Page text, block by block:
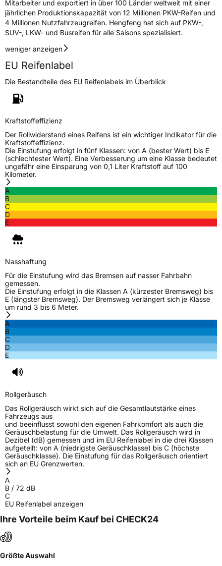
EU Label
EffizienzD
Nasshaftung
Rollgeräusch (Klasse)B
FahrzeugklasseC2
3PMSF / Schneeflockensymbol / Alpine-Symbol
EisgripNein
EPREL ID
Allgemeine Produktsicherheit (GPSR)
Verantwortliche
in der EU
County Dongying City Shandong Province
China, liu.yang@hengfengtires.com
Mitarbeiter und exportiert in über 100 Länder weltweit mit einer
jährlichen Produktionskapazität von 12 Millionen PKW-Reifen und
4 Millionen Nutzfahrzeugreifen. Hengfeng hat sich auf PKW-,
SUV-, LKW- und Busreifen für alle Saisons spezialisiert.
weniger anzeigen
EU Reifenlabel
Die Bestandteile des EU Reifenlabels im Überblick
Kraftstoffeffizienz
Der Rollwiderstand eines Reifens ist ein wichtiger Indikator für die
Kraftstoffeffizienz.
Die Einstufung erfolgt in fünf Klassen: von A (bester Wert) bis E
(schlechtester Wert). Eine Verbesserung um eine Klasse bedeutet
ungefähr eine Einsparung von 0,1 Liter Kraftstoff auf 100
Kilometer.
A
B
C
D
E
Nasshaftung
Für die Einstufung wird das Bremsen auf nasser Fahrbahn
gemessen.
Die Einstufung erfolgt in die Klassen A (kürzester Bremsweg) bis
E (längster Bremsweg). Der Bremsweg verlängert sich je Klasse
um rund 3 bis 6 Meter.
A
B
C
D
E
Rollgeräusch
Das Rollgeräusch wirkt sich auf die Gesamtlautstärke eines
Fahrzeugs aus
und beeinflusst sowohl den eigenen Fahrkomfort als auch die
Geräuschbelastung für die Umwelt. Das Rollgeräusch wird in
Dezibel (dB) gemessen und im EU Reifenlabel in die drei Klassen
aufgeteilt: von A (niedrigste Geräuschklasse) bis C (höchste
Geräuschklasse). Die Einstufung für das Rollgeräusch orientiert
sich an EU Grenzwerten.
A
B / 72 dB
C
EU Reifenlabel anzeigen
Ihre Vorteile beim Kauf bei CHECK24
Größte Auswahl